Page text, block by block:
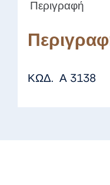
Περιγραφή
ΚΩΔ. Α 3138